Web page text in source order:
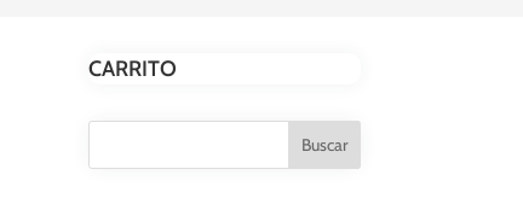
CARRITO